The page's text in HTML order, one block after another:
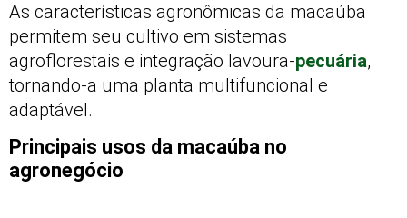
As características agronômicas da macaúba
permitem seu cultivo em sistemas
agroflorestais e integração lavoura-pecuária,
tornando-a uma planta multifuncional e
adaptável.
Principais usos da macaúba no
agronegócio